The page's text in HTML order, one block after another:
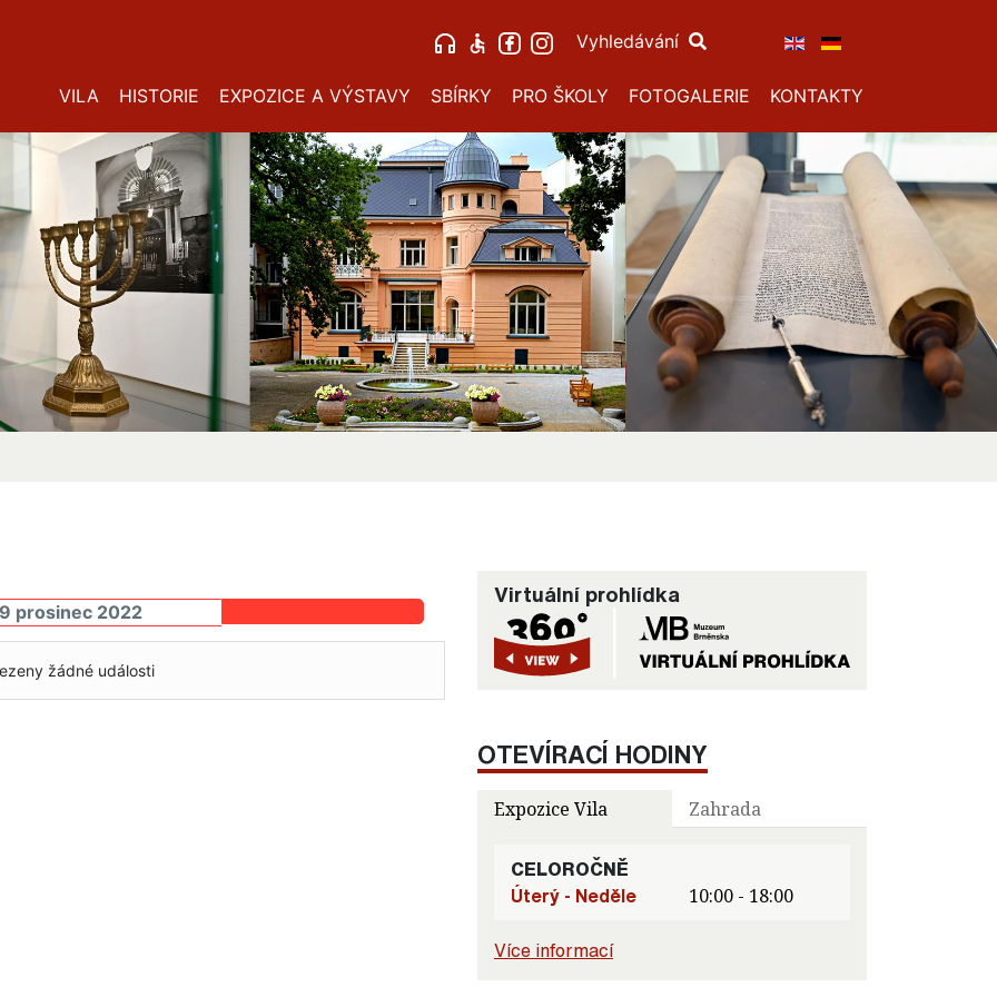
Vyhledávání
VILA HISTORIE EXPOZICE A VÝSTAVY SBÍRKY PRO ŠKOLY FOTOGALERIE KONTAKTY
prosinec 2022
žádné události
Virtuální prohlídka
OTEVÍRACÍ HODINY
Expozice Vila Zahrada
CELOROČNĚ
Úterý - Neděle
10:00 - 18:00
Více informací